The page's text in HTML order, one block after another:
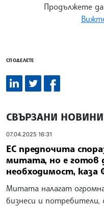
Продължете
СПОДЕЛЕТЕ
СВЪРЗАНИ НОВИНИ
07.04.2025 16:31
ЕС предпочита
митата, но е готов
необходимост, каза
Митата налагат
бизнеси и